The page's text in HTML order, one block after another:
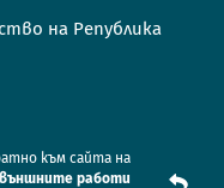
на Република
към сайта на
работи